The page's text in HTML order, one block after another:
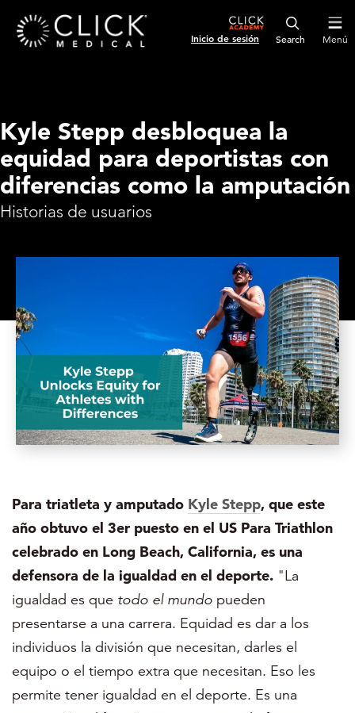
Inicio de sesión Menú
Kyle Stepp desbloquea la
equidad para deportistas con
diferencias como la amputación
Historias de usuarios
Para triatleta y amputado Kyle Stepp, que este
año obtuvo el 3er puesto en el US Para Triathlon
celebrado en Long Beach, California, es una
defensora de la igualdad en el deporte. "La
igualdad es que todo el mundo pueden
presentarse a una carrera. Equidad es dar a los
individuos la división que necesitan, darles el
equipo o el tiempo extra que necesitan. Eso les
permite tener igualdad en el deporte. Es una